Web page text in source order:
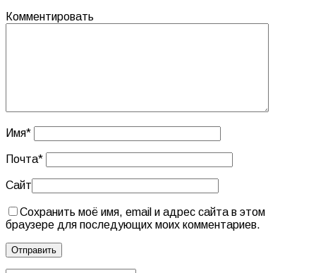
Комментировать
Имя*
Почта*
Сайт
Сохранить моё имя, email и адрес сайта в этом
браузере для последующих моих комментариев.